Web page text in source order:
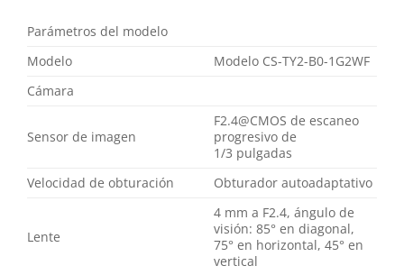
Parámetros del modelo
Modelo
Modelo CS-TY2-B0-1G2WF
Cámara
Sensor de imagen
F2.4@CMOS de escaneo
progresivo de
1/3 pulgadas
Velocidad de obturación
Obturador autoadaptativo
Lente
4 mm a F2.4, ángulo de
visión: 85° en diagonal,
75° en horizontal, 45° en
vertical